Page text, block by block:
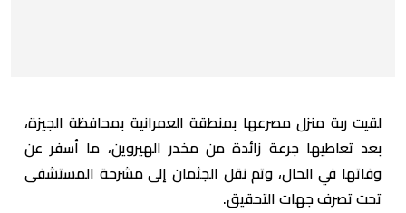
لقيت ربة منزل مصرعها بمنطقة العمرانية بمحافظة الجيزة،
بعد تعاطيها جرعة زائدة من مخدر الهيروين، ما أسفر عن
وفاتها في الحال، وتم نقل الجثمان إلى مشرحة المستشفى
تحت تصرف جهات التحقيق.